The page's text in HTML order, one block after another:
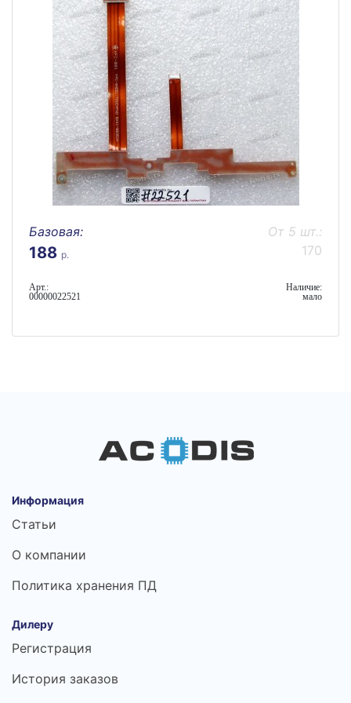
Базовая:
188 р.
От 5 шт.:
170
Арт.:
00000022521
Наличие:
мало
Информация
Статьи
О компании
Политика хранения ПД
Дилеру
Регистрация
История заказов